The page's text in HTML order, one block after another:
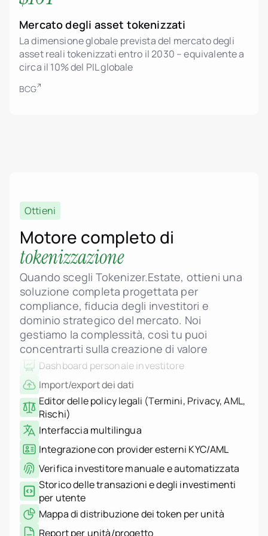
Mercato degli asset tokenizzati
La dimensione globale prevista del mercato degli
asset reali tokenizzati entro il 2030 – equivalente a
circa il 10% del PIL globale
BCG
Ottieni
Motore completo di
tokenizzazione
Quando scegli Tokenizer.Estate, ottieni una
soluzione completa progettata per
compliance, fiducia degli investitori e
dominio strategico del mercato. Noi
gestiamo la complessità, così tu puoi
concentrarti sulla creazione di valore
Proprietà frazionata degli immobili
Dashboard admin per gestione di unità e
progetti
Pricing dinamico, fasi e controllo dello stato
Upload di planimetrie, rendering e PDF legali
Galleria interattiva delle unità con stato in
tempo reale
Notifiche di cambiamento per admin e
investitori
Dashboard personale investitore
Import/export dei dati
Editor delle policy legali (Termini, Privacy, AML,
Rischi)
Interfaccia multilingua
Integrazione con provider esterni KYC/AML
Verifica investitore manuale e automatizzata
Storico delle transazioni e degli investimenti
per utente
Mappa di distribuzione dei token per unità
Report per unità/progetto
Integrazione completa con il modulo
Fondi di investimento
Istituzioni finanziarie
Individui High-Net-Worth
Albania
Croazia
Francia
Georgia
Indonesia
Montenegro
Paesi Bassi
Portogallo
Arabia Saudita
Spagna
Svizzera